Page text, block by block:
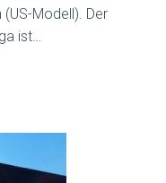
Modell). Der
ist…